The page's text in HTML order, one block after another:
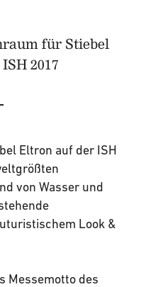
für Stiebel
2017
Eltron auf der ISH
von Wasser und
Look &
Messemotto des